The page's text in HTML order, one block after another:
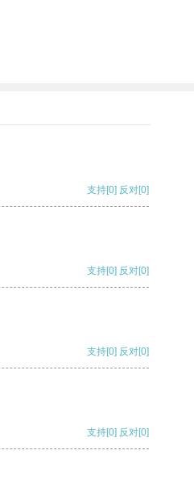
支持[0] 反对[0]
支持[0] 反对[0]
支持[0] 反对[0]
支持[0] 反对[0]